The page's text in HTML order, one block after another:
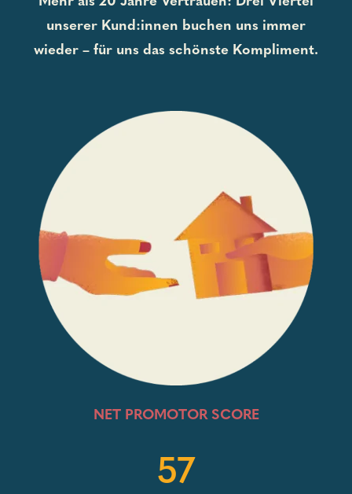
unserer Kund:innen buchen uns immer
wieder – für uns das schönste Kompliment.
NET PROMOTOR SCORE
57